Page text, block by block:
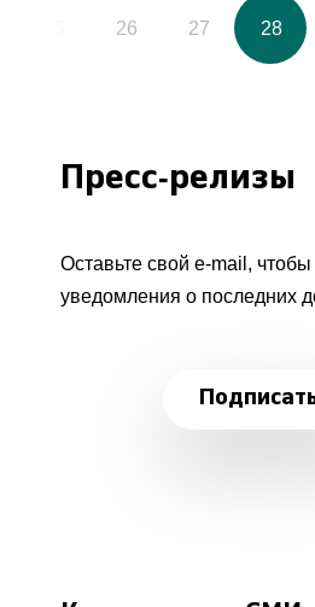
26 27 28
Пресс-релизы
Оставьте свой e-mail, чтобы
уведомления о последних